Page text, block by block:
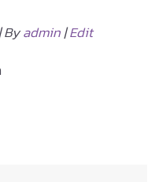
Byadmin|Edit